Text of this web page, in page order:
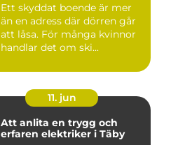
Ett skyddat boende är mer
än en adress där dörren går
att låsa. För många kvinnor
handlar det om ski...
11. jun
Att anlita en trygg och
erfaren elektriker i Täby